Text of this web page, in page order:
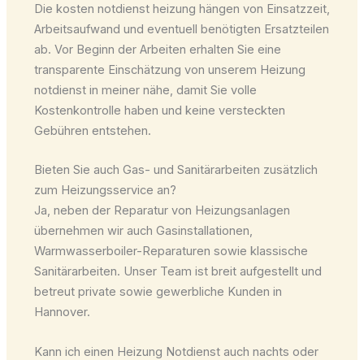
Die kosten notdienst heizung hängen von Einsatzzeit,
Arbeitsaufwand und eventuell benötigten Ersatzteilen
ab. Vor Beginn der Arbeiten erhalten Sie eine
transparente Einschätzung von unserem Heizung
notdienst in meiner nähe, damit Sie volle
Kostenkontrolle haben und keine versteckten
Gebühren entstehen.
Bieten Sie auch Gas- und Sanitärarbeiten zusätzlich
zum Heizungsservice an?
Ja, neben der Reparatur von Heizungsanlagen
übernehmen wir auch Gasinstallationen,
Warmwasserboiler-Reparaturen sowie klassische
Sanitärarbeiten. Unser Team ist breit aufgestellt und
betreut private sowie gewerbliche Kunden in
Hannover.
Kann ich einen Heizung Notdienst auch nachts oder